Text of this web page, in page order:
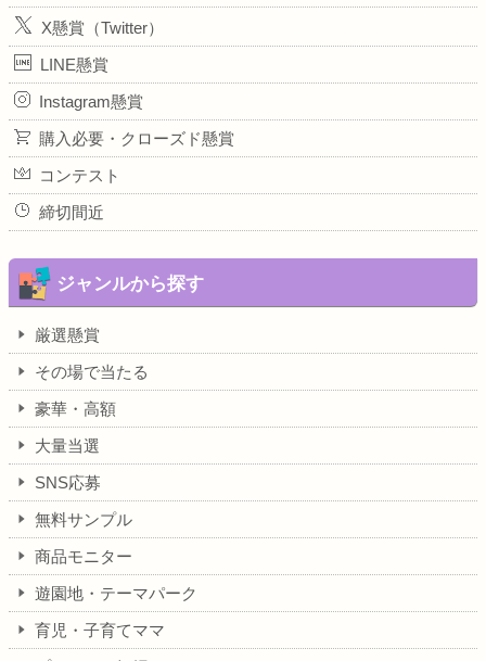
X懸賞（Twitter）
LINE懸賞
Instagram懸賞
購入必要・クローズド懸賞
コンテスト
締切間近
ジャンルから探す
厳選懸賞
その場で当たる
豪華・高額
大量当選
SNS応募
無料サンプル
商品モニター
遊園地・テーマパーク
育児・子育てママ